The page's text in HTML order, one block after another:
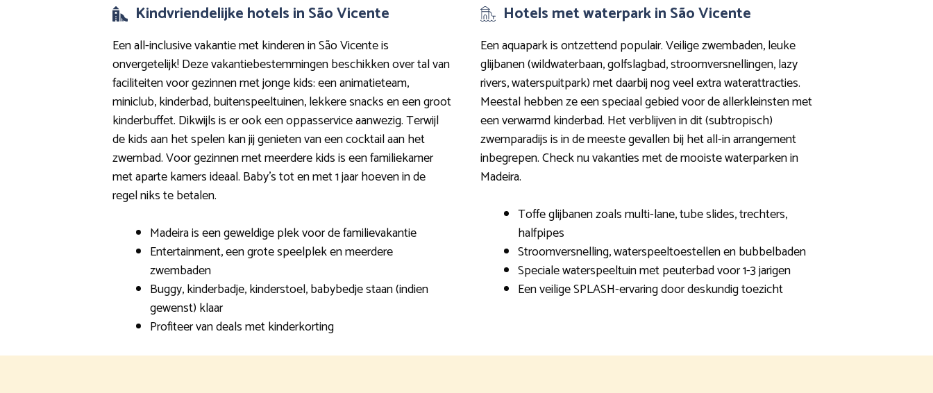
Kindvriendelijke hotels in São Vicente
Een all-inclusive vakantie met kinderen in São Vicente is
onvergetelijk! Deze vakantiebestemmingen beschikken over tal van
faciliteiten voor gezinnen met jonge kids: een animatieteam,
miniclub, kinderbad, buitenspeeltuinen, lekkere snacks en een groot
kinderbuffet. Dikwijls is er ook een oppasservice aanwezig. Terwijl
de kids aan het spelen kan jij genieten van een cocktail aan het
zwembad. Voor gezinnen met meerdere kids is een familiekamer
met aparte kamers ideaal. Baby’s tot en met 1 jaar hoeven in de
regel niks te betalen.
Madeira is een geweldige plek voor de familievakantie
Entertainment, een grote speelplek en meerdere
zwembaden
Buggy, kinderbadje, kinderstoel, babybedje staan (indien
gewenst) klaar
Profiteer van deals met kinderkorting
Hotels met waterpark in São Vicente
Een aquapark is ontzettend populair. Veilige zwembaden, leuke
glijbanen (wildwaterbaan, golfslagbad, stroomversnellingen, lazy
rivers, waterspuitpark) met daarbij nog veel extra waterattracties.
Meestal hebben ze een speciaal gebied voor de allerkleinsten met
een verwarmd kinderbad. Het verblijven in dit (subtropisch)
zwemparadijs is in de meeste gevallen bij het all-in arrangement
inbegrepen. Check nu vakanties met de mooiste waterparken in
Madeira.
Toffe glijbanen zoals multi-lane, tube slides, trechters,
halfpipes
Stroomversnelling, waterspeeltoestellen en bubbelbaden
Speciale waterspeeltuin met peuterbad voor 1-3 jarigen
Een veilige SPLASH-ervaring door deskundig toezicht